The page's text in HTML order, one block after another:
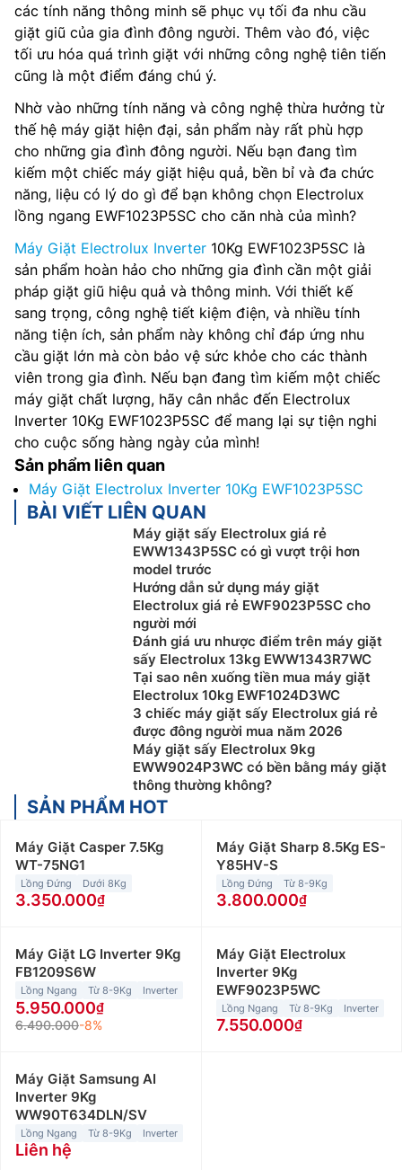
các tính năng thông minh sẽ phục vụ tối đa nhu cầu
giặt giũ của gia đình đông người. Thêm vào đó, việc
tối ưu hóa quá trình giặt với những công nghệ tiên tiến
cũng là một điểm đáng chú ý.
Nhờ vào những tính năng và công nghệ thừa hưởng từ
thế hệ máy giặt hiện đại, sản phẩm này rất phù hợp
cho những gia đình đông người. Nếu bạn đang tìm
kiếm một chiếc máy giặt hiệu quả, bền bỉ và đa chức
năng, liệu có lý do gì để bạn không chọn Electrolux
lồng ngang EWF1023P5SC cho căn nhà của mình?
Máy Giặt Electrolux Inverter 10Kg EWF1023P5SC là
sản phẩm hoàn hảo cho những gia đình cần một giải
pháp giặt giũ hiệu quả và thông minh. Với thiết kế
sang trọng, công nghệ tiết kiệm điện, và nhiều tính
năng tiện ích, sản phẩm này không chỉ đáp ứng nhu
cầu giặt lớn mà còn bảo vệ sức khỏe cho các thành
viên trong gia đình. Nếu bạn đang tìm kiếm một chiếc
máy giặt chất lượng, hãy cân nhắc đến Electrolux
Inverter 10Kg EWF1023P5SC để mang lại sự tiện nghi
cho cuộc sống hàng ngày của mình!
Sản phẩm liên quan
Máy Giặt Electrolux Inverter 10Kg EWF1023P5SC
BÀI VIẾT LIÊN QUAN
Máy giặt sấy Electrolux giá rẻ
EWW1343P5SC có gì vượt trội hơn
model trước
Hướng dẫn sử dụng máy giặt
Electrolux giá rẻ EWF9023P5SC cho
người mới
Đánh giá ưu nhược điểm trên máy giặt
sấy Electrolux 13kg EWW1343R7WC
Tại sao nên xuống tiền mua máy giặt
Electrolux 10kg EWF1024D3WC
3 chiếc máy giặt sấy Electrolux giá rẻ
được đông người mua năm 2026
Máy giặt sấy Electrolux 9kg
EWW9024P3WC có bền bằng máy giặt
thông thường không?
SẢN PHẨM HOT
Máy Giặt Casper 7.5Kg
WT-75NG1
Lồng Đứng Dưới 8Kg
3.350.000
Máy Giặt Sharp 8.5Kg ES-
Y85HV-S
Lồng Đứng Từ 8-9Kg
3.800.000
Máy Giặt LG Inverter 9Kg
FB1209S6W
Lồng Ngang Từ 8-9Kg Inverter
5.950.000
6.490.000-8%
Máy Giặt Electrolux
Inverter 9Kg
EWF9023P5WC
Lồng Ngang Từ 8-9Kg Inverter
7.550.000
Máy Giặt Samsung AI
Inverter 9Kg
WW90T634DLN/SV
Lồng Ngang Từ 8-9Kg Inverter
Liên hệ